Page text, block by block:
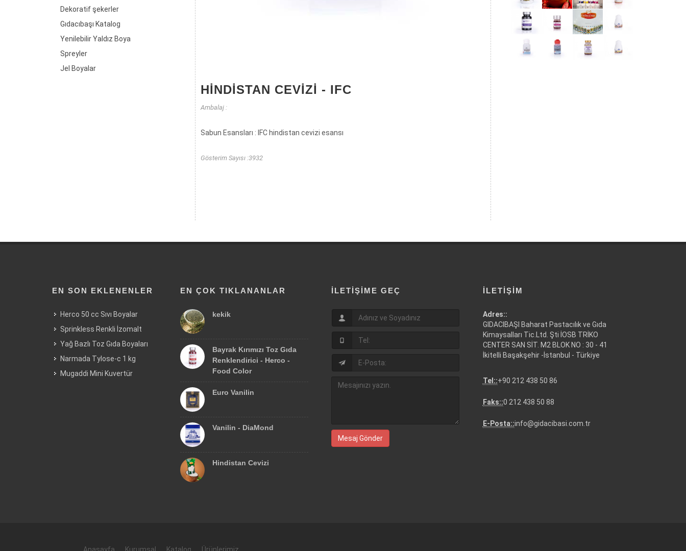
Dekoratif şekerler
Gıdacıbaşı Katalog
Yenilebilir Yaldız Boya
Spreyler
Jel Boyalar
HINDISTAN CEVIZI - IFC
Ambalaj :
Sabun Esansları : IFC hindistan cevizi esansı
Gösterim Sayısı :3932
EN SON EKLENENLER
Herco 50 cc Sıvı Boyalar
Sprinkless Renkli İzomalt
Yağ Bazlı Toz Gıda Boyaları
Narmada Tylose-c 1 kg
Mugaddi Mini Kuvertür
EN ÇOK TIKLANANLAR
kekik
Bayrak Kırımızı Toz Gıda
Renklendirici - Herco -
Food Color
Euro Vanilin
Vanilin - DiaMond
Hindistan Cevizi
İLETIŞIME GEÇ
Mesaj Gönder
İLETIŞIM
Adres::
GIDACIBAŞI Baharat Pastacılık ve Gıda
Kimaysalları Tic.Ltd. Şti İOSB TRİKO
CENTER SAN SİT. M2 BLOK NO : 30 - 41
İkitelli Başakşehir -İstanbul - Türkiye
Tel::+90 212 438 50 86
Faks::0 212 438 50 88
E-Posta::info@gidacibasi.com.tr